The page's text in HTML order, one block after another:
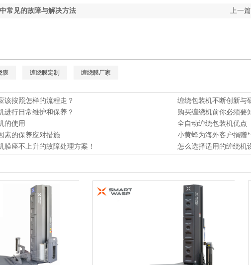
上一篇
常见的故障与解决方法
膜 缠绕膜定制 缠绕膜厂家
该按照怎样的流程走？
缠绕包装机不断创新与
进行日常维护和保养？
购买缠绕机前你必须要
的使用
全自动缠绕包装机优点
素的保养应对措施
小黄蜂为海外客户捐赠*
膜座不上升的故障处理方案！
怎么选择适用的缠绕机